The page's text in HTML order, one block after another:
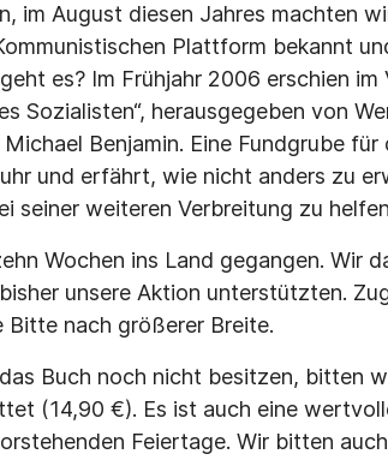
im August diesen Jahres machten
Plattform bekannt
es? Im Frühjahr 2006 erschien im
Sozialisten“, herausgegeben von
Benjamin. Eine Fundgrube
und erfährt, wie nicht anders zu
seiner weiteren Verbreitung zu
Wochen ins Land gegangen. Wir
unsere Aktion unterstützten.
Bitte nach größerer Breite.
Buch noch nicht besitzen, bitten
(14,90 €). Es ist auch eine
Feiertage. Wir bitten